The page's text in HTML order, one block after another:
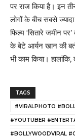
पर राज किया है। इन
लोगों के बीच सबसे
फिल्म ‘सितारे जमीन
के बेटे आर्यन खान की
भी काम किया।
TAGS
#VIRALPHOTO
#YOUTUBER
#BOLLYWOODVIRAL